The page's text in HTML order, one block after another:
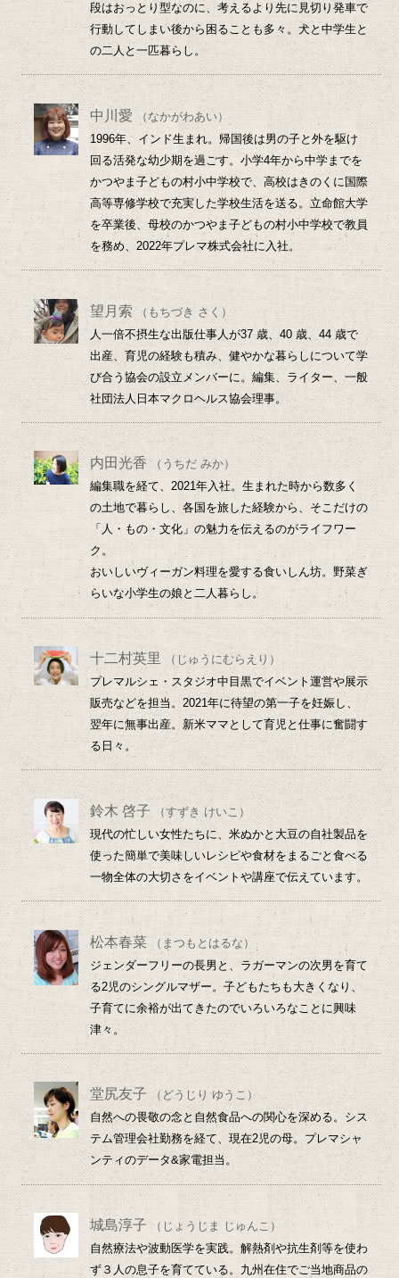
段はおっとり型なのに、考えるより先に見切り発車で
行動してしまい後から困ることも多々。犬と中学生と
の二人と一匹暮らし。
中川愛
（なかがわあい）
1996年、インド生まれ。帰国後は男の子と外を駆け
回る活発な幼少期を過ごす。小学4年から中学までを
かつやま子どもの村小中学校で、高校はきのくに国際
高等専修学校で充実した学校生活を送る。立命館大学
を卒業後、母校のかつやま子どもの村小中学校で教員
を務め、2022年プレマ株式会社に入社。
望月索
（もちづき さく）
人一倍不摂生な出版仕事人が37 歳、40 歳、44 歳で
出産、育児の経験も積み、健やかな暮らしについて学
び合う協会の設立メンバーに。編集、ライター、一般
社団法人日本マクロヘルス協会理事。
内田光香
（うちだ みか）
編集職を経て、2021年入社。生まれた時から数多く
の土地で暮らし、各国を旅した経験から、そこだけの
「人・もの・文化」の魅力を伝えるのがライフワー
ク。
おいしいヴィーガン料理を愛する食いしん坊。野菜ぎ
らいな小学生の娘と二人暮らし。
十二村英里
（じゅうにむらえり）
プレマルシェ・スタジオ中目黒でイベント運営や展示
販売などを担当。2021年に待望の第一子を妊娠し、
翌年に無事出産。新米ママとして育児と仕事に奮闘す
る日々。
鈴木 啓子
（すずき けいこ）
現代の忙しい女性たちに、米ぬかと大豆の自社製品を
使った簡単で美味しいレシピや食材をまるごと食べる
一物全体の大切さをイベントや講座で伝えています。
松本春菜
（まつもとはるな）
ジェンダーフリーの長男と、ラガーマンの次男を育て
る2児のシングルマザー。子どもたちも大きくなり、
子育てに余裕が出てきたのでいろいろなことに興味
津々。
堂尻友子 （どうじり ゆうこ）
自然への畏敬の念と自然食品への関心を深める。シス
テム管理会社勤務を経て、現在2児の母。プレマシャ
ンティのデータ&家電担当。
城島淳子
（じょうじま じゅんこ）
自然療法や波動医学を実践。解熱剤や抗生剤等を使わ
ず３人の息子を育てている。九州在住でご当地商品の